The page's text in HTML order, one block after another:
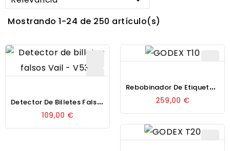
Mostrando 1-24 de 250 artículo(s)
D
Etector De Billetes Falsos Vail V530
109,00 €
R
Ebobinador De Etiquetas Sobremesa Godex T10
259,00 €